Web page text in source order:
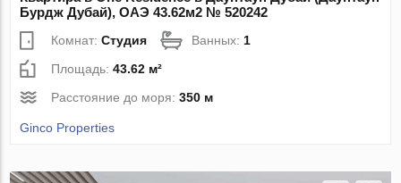
Бурдж Дубай), ОАЭ 43.62м2 № 520242
Комнат:Студия Ванных: 1
Площадь:43.62 м²
Расстояние до моря:350 м
Ginco Properties